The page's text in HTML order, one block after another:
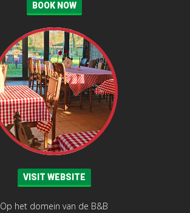
BOOK NOW
VISIT WEBSITE
Op het domein van de B&B